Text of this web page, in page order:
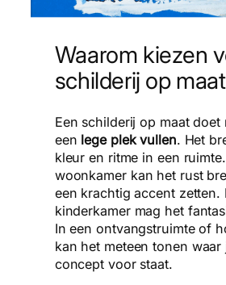
Waarom kiezen
schilderij op
Een schilderij op maat doet
een lege plek vullen. Het
kleur en ritme in een
woonkamer kan het rust
een krachtig accent zetten.
kinderkamer mag het
In een ontvangstruimte of
kan het meteen tonen
concept voor staat.